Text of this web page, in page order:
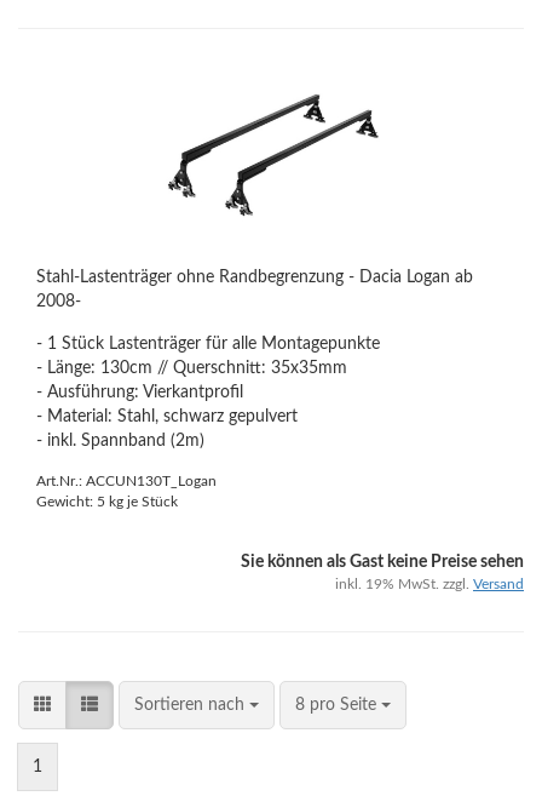
Stahl-Lastenträger ohne Randbegrenzung - Dacia Logan ab
2008-
- 1 Stück Lastenträger für alle Montagepunkte
- Länge: 130cm // Querschnitt: 35x35mm
- Ausführung: Vierkantprofil
- Material: Stahl, schwarz gepulvert
- inkl. Spannband (2m)
Art.Nr.: ACCUN130T_Logan
Gewicht: 5 kg je Stück
Sie können als Gast keine Preise sehen
inkl. 19% MwSt. zzgl. Versand
Sortieren nach 8 pro Seite
1